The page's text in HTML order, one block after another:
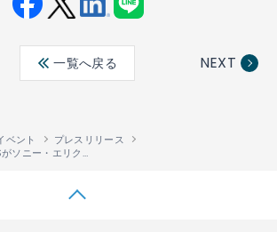
ebo ter
edin
一覧へ戻る NEXT
ベント
プレスリリース
【お知らせ】 ACCESSがソニー・エリクソンの「ソフトウェアおよびコンテンツ・ベストサプライヤー賞2008」を受賞